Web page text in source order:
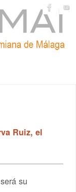
Ruiz, el
su